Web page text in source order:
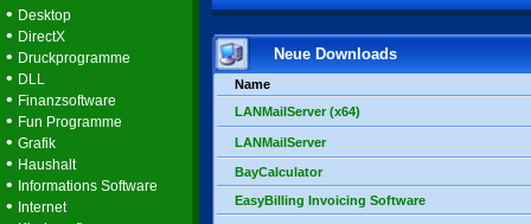
• Desktop
• DirectX
• Druckprogramme
• DLL
• Finanzsoftware
• Fun Programme
• Grafik
• Haushalt
• Informations Software
• Internet
Neue Downloads
Name
LANMailServer (x64)
LANMailServer
BayCalculator
EasyBilling Invoicing Software